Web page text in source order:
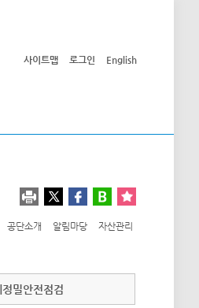
사이트맵 로그인 English
공단소개 알림마당 자산관리
밀안전점검